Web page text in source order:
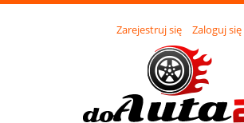
Zarejestruj się Zaloguj się